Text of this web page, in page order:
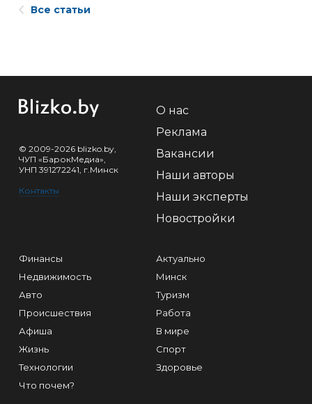
Все статьи
© 2009-2026 blizko.by,
ЧУП «БарокМедиа»,
УНП 391272241, г.Минск
Контакты
О нас
Реклама
Вакансии
Наши авторы
Наши эксперты
Новостройки
Финансы
Недвижимость
Авто
Происшествия
Афиша
Жизнь
Технологии
Что почем?
Актуально
Минск
Туризм
Работа
В мире
Спорт
Здоровье